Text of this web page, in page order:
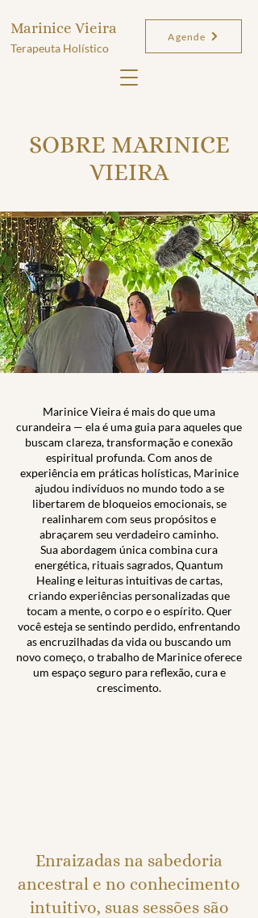
Marinice Vieira
Terapeuta Holístico
Agende
SOBRE MARINICE
VIEIRA
Marinice Vieira é mais do que uma
curandeira — ela é uma guia para aqueles que
buscam clareza, transformação e conexão
espiritual profunda. Com anos de
experiência em práticas holísticas, Marinice
ajudou indivíduos no mundo todo a se
libertarem de bloqueios emocionais, se
realinharem com seus propósitos e
abraçarem seu verdadeiro caminho.
Sua abordagem única combina cura
energética, rituais sagrados, Quantum
Healing e leituras intuitivas de cartas,
criando experiências personalizadas que
tocam a mente, o corpo e o espírito. Quer
você esteja se sentindo perdido, enfrentando
as encruzilhadas da vida ou buscando um
novo começo, o trabalho de Marinice oferece
um espaço seguro para reflexão, cura e
crescimento.
Enraizadas na sabedoria
ancestral e no conhecimento
intuitivo, suas sessões são